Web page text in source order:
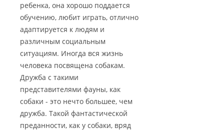
ребенка, она хорошо поддается
обучению, любит играть, отлично
адаптируется к людям и
различным социальным
ситуациям. Иногда вся жизнь
человека посвящена собакам.
Дружба с такими
представителями фауны, как
собаки - это нечто большее, чем
дружба. Такой фантастической
преданности, как у собаки, вряд